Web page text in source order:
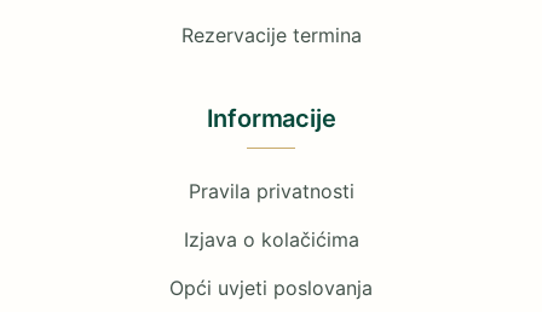
Rezervacije termina
Informacije
Pravila privatnosti
Izjava o kolačićima
Opći uvjeti poslovanja